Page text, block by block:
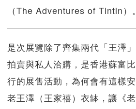
（The Adventures of Tintin）。
是次展覽除了齊集兩代「王澤
拍賣與私人洽購，是香港蘇富
行的展售活動，為何會有這樣
老王澤（王家禧）衣缽，讓《